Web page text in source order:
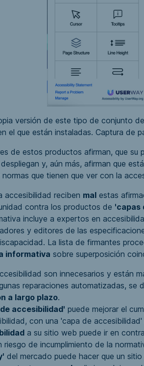
versión de este tipo de conjunto
el que están instaladas. Captura de
de estos productos afirman, que su
y, aún más, afirman que
que tienen que ver con la
accesibilidad reciben mal estas
contra los productos de 'capas
incluye a expertos en
y editores de las
La lista de firmantes
informativa sobre superposición
son innecesarios y están
reparaciones automatizadas, se
a largo plazo.
accesibilidad' puede mejorar el
con una 'capa de accesibilidad'
a su sitio web puede ir en
riesgo de incumplimiento de la
del mercado puede hacer que un